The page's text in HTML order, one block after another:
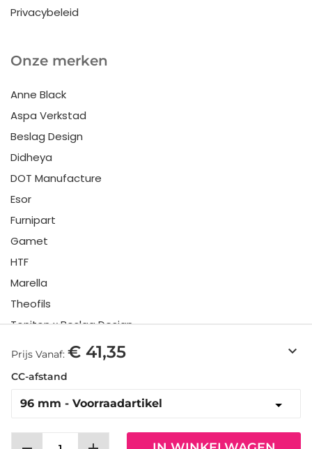
Prijs Vanaf: € 41,35 keyboard_arrow_down
CC-afstand
Privacybeleid
Onze merken
Anne Black
Aspa Verkstad
Beslag Design
Didheya
DOT Manufacture
Esor
Furnipart
Gamet
HTF
Marella
Theofils
Toniton x Beslag Design
Viefe